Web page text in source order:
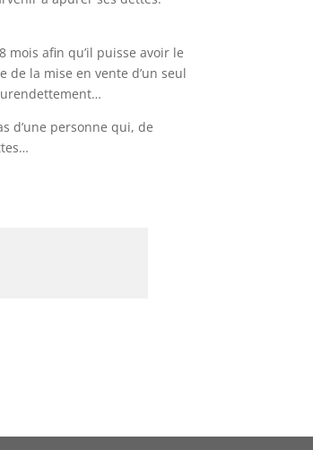
afin qu’il puisse avoir le
de la mise en vente d’un seul
d’une personne qui, de